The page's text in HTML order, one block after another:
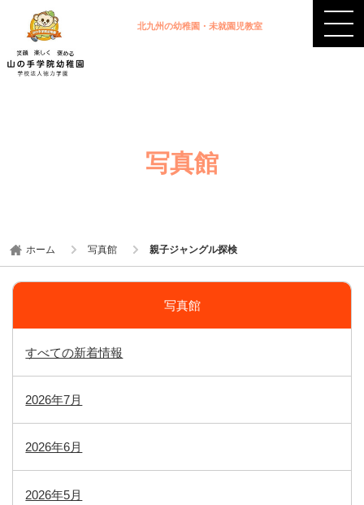
北九州の幼稚園・未就園児教室
写真館
ホーム 写真館 親子ジャングル探検
写真館
すべての新着情報
2026年7月
2026年6月
2026年5月